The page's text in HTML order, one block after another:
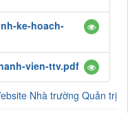
ke-hoach-
vien-ttv.pdf
Nhà trường Quản trị